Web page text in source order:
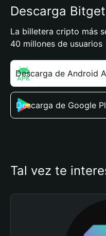
Descarga
La billetera cripto más
40 millones de usuarios
Descarga de Android
Descarga de Google
Tal vez te